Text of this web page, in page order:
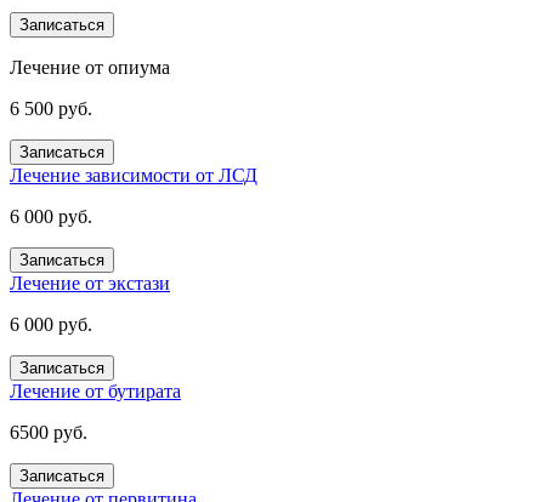
Записаться
Лечение от опиума
6 500 руб.
Записаться
Лечение зависимости от ЛСД
6 000 руб.
Записаться
Лечение от экстази
6 000 руб.
Записаться
Лечение от бутирата
6500 руб.
Записаться